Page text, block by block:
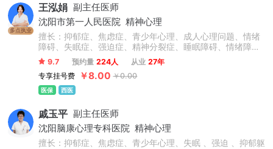
多点执业
王泓娟 副主任医师
沈阳市第一人民医院 精神心理
擅长：抑郁症、焦虑症、青少年心理、成人心理问题、情绪
障碍、失眠症、强迫症、精神分裂症、睡眠障碍、情绪障
碍、头晕头痛、妄想症、网瘾、失眠多梦、神经官能症、躁
狂症、恐惧症、躁狂抑郁症、酒精成瘾、社交恐惧症、神经
衰弱、多动、抽动、广泛性焦虑障碍、嗜睡症、疑病症、惊
恐障碍、顽固性失眠;采用中西医结合的方式，治疗焦虑、抑
障碍、躯体疾病所致精神障碍等，以及戒酒瘾、神经性头痛
等。
9.7 预约量 224人 从业 27年
专享挂号费
￥8.00 ￥0.00
医保 西医
戚玉平 副主任医师
沈阳脑康心理专科医院 精神心理
擅长：抑郁症、焦虑症、青少年心理、失眠 、强迫 、抑郁躯